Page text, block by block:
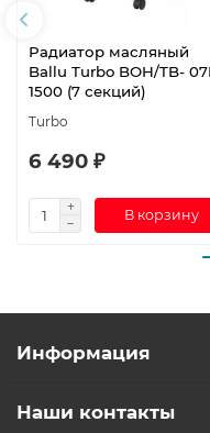
Радиатор масляный
Ballu Turbo BOH/TB-
1500 (7 секций)
Turbo
6 490 ₽
В корзину
Информация
Наши контакты